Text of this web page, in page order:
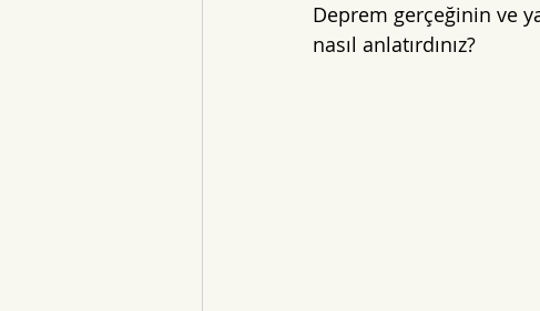
Deprem gerçeğinin ve
nasıl anlatırdınız?